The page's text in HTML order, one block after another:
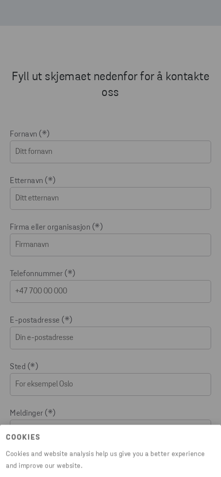
COOKIES
Cookies and website analysis help us give you a better experience
and improve our website.
Fyll ut skjemaet nedenfor for å kontakte
oss
Fornavn
Etternavn
Firma eller organisasjon
Telefonnummer
E-postadresse
Sted
Meldinger
Ved at du registrerer deg på et av Stena Metall-konsernets